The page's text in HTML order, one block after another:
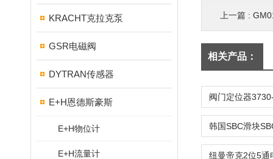
KRACHT克拉克泵
GSR电磁阀
DYTRAN传感器
E+H恩德斯豪斯
E+H物位计
E+H流量计
上一篇 :
相关产品：